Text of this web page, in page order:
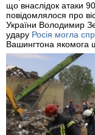
що внаслідок атаки
повідомлялося про
України Володимир
удару Росія могла
Вашингтона якомога